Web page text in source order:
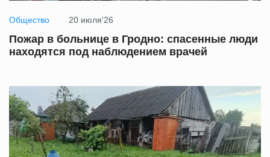
Общество 20 июля'26
Пожар в больнице в Гродно: спасенные люди
находятся под наблюдением врачей